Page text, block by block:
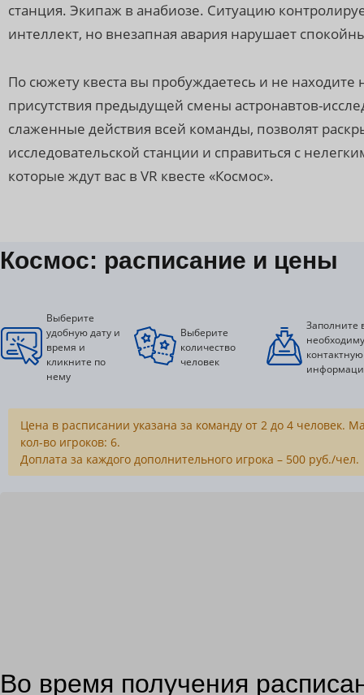
станция. Экипаж в анабиозе. Ситуацию
интеллект, но внезапная авария нарушает
По сюжету квеста вы пробуждаетесь и не находите
присутствия предыдущей смены астронавтов-
слаженные действия всей команды, позволят
исследовательской станции и справиться с
которые ждут вас в VR квесте «Космос».
Космос: расписание и цены
Выберите
удобную дату и
время и
кликните по
нему
Выберите
количество
человек
Заполните
контактную
Цена в расписании указана за команду от 2 до 4 человек.
кол-во игроков: 6.
Доплата за каждого дополнительного игрока – 500 руб./чел.
Во время получения